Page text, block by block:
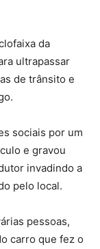
da
ultrapassar
de trânsito e
sociais por um
e gravou
invadindo a
pelo local.
pessoas,
carro que fez o